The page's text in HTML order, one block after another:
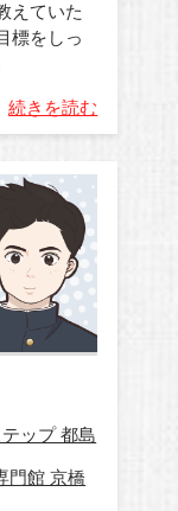
えていた
標をしっ
続きを読む
ップ 都島
門館 京橋